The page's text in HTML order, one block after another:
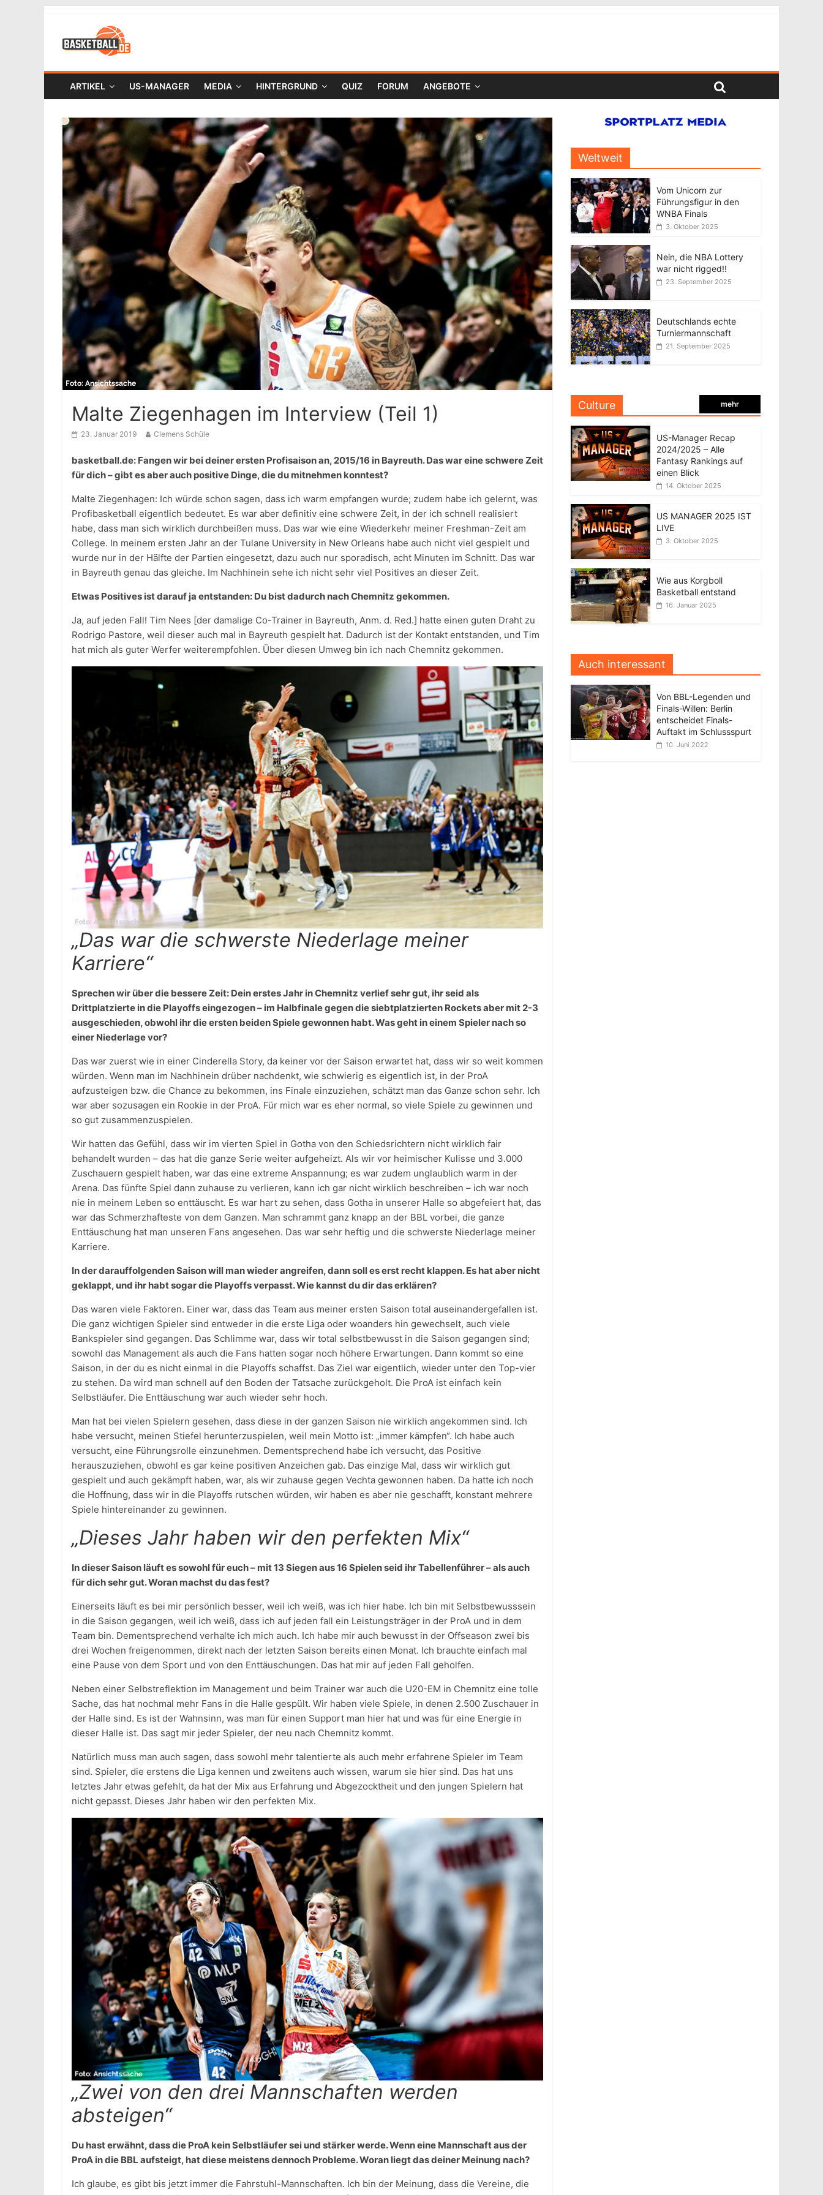
ARTIKEL US-MANAGER MEDIA HINTERGRUND QUIZ FORUM ANGEBOTE
Malte Ziegenhagen im Interview (Teil 1)
23. Januar 2019 Clemens Schüle
basketball.de: Fangen wir bei deiner ersten Profisaison an, 2015/16 in Bayreuth. Das war eine schwere Zeit
für dich – gibt es aber auch positive Dinge, die du mitnehmen konntest?
Malte Ziegenhagen: Ich würde schon sagen, dass ich warm empfangen wurde; zudem habe ich gelernt, was
Profibasketball eigentlich bedeutet. Es war aber definitiv eine schwere Zeit, in der ich schnell realisiert
habe, dass man sich wirklich durchbeißen muss. Das war wie eine Wiederkehr meiner Freshman-Zeit am
College. In meinem ersten Jahr an der Tulane University in New Orleans habe auch nicht viel gespielt und
wurde nur in der Hälfte der Partien eingesetzt, dazu auch nur sporadisch, acht Minuten im Schnitt. Das war
in Bayreuth genau das gleiche. Im Nachhinein sehe ich nicht sehr viel Positives an dieser Zeit.
Etwas Positives ist darauf ja entstanden: Du bist dadurch nach Chemnitz gekommen.
Ja, auf jeden Fall! Tim Nees [der damalige Co-Trainer in Bayreuth, Anm. d. Red.] hatte einen guten Draht zu
Rodrigo Pastore, weil dieser auch mal in Bayreuth gespielt hat. Dadurch ist der Kontakt entstanden, und Tim
hat mich als guter Werfer weiterempfohlen. Über diesen Umweg bin ich nach Chemnitz gekommen.
„Das war die schwerste Niederlage meiner
Karriere“
Sprechen wir über die bessere Zeit: Dein erstes Jahr in Chemnitz verlief sehr gut, ihr seid als
Drittplatzierte in die Playoffs eingezogen – im Halbfinale gegen die siebtplatzierten Rockets aber mit 2-3
ausgeschieden, obwohl ihr die ersten beiden Spiele gewonnen habt. Was geht in einem Spieler nach so
einer Niederlage vor?
Das war zuerst wie in einer Cinderella Story, da keiner vor der Saison erwartet hat, dass wir so weit kommen
würden. Wenn man im Nachhinein drüber nachdenkt, wie schwierig es eigentlich ist, in der ProA
aufzusteigen bzw. die Chance zu bekommen, ins Finale einzuziehen, schätzt man das Ganze schon sehr. Ich
war aber sozusagen ein Rookie in der ProA. Für mich war es eher normal, so viele Spiele zu gewinnen und
so gut zusammenzuspielen.
Wir hatten das Gefühl, dass wir im vierten Spiel in Gotha von den Schiedsrichtern nicht wirklich fair
behandelt wurden – das hat die ganze Serie weiter aufgeheizt. Als wir vor heimischer Kulisse und 3.000
Zuschauern gespielt haben, war das eine extreme Anspannung; es war zudem unglaublich warm in der
Arena. Das fünfte Spiel dann zuhause zu verlieren, kann ich gar nicht wirklich beschreiben – ich war noch
nie in meinem Leben so enttäuscht. Es war hart zu sehen, dass Gotha in unserer Halle so abgefeiert hat, das
war das Schmerzhafteste von dem Ganzen. Man schrammt ganz knapp an der BBL vorbei, die ganze
Enttäuschung hat man unseren Fans angesehen. Das war sehr heftig und die schwerste Niederlage meiner
Karriere.
In der darauffolgenden Saison will man wieder angreifen, dann soll es erst recht klappen. Es hat aber nicht
geklappt, und ihr habt sogar die Playoffs verpasst. Wie kannst du dir das erklären?
Das waren viele Faktoren. Einer war, dass das Team aus meiner ersten Saison total auseinandergefallen ist.
Die ganz wichtigen Spieler sind entweder in die erste Liga oder woanders hin gewechselt, auch viele
Bankspieler sind gegangen. Das Schlimme war, dass wir total selbstbewusst in die Saison gegangen sind;
sowohl das Management als auch die Fans hatten sogar noch höhere Erwartungen. Dann kommt so eine
Saison, in der du es nicht einmal in die Playoffs schaffst. Das Ziel war eigentlich, wieder unter den Top-vier
zu stehen. Da wird man schnell auf den Boden der Tatsache zurückgeholt. Die ProA ist einfach kein
Selbstläufer. Die Enttäuschung war auch wieder sehr hoch.
Man hat bei vielen Spielern gesehen, dass diese in der ganzen Saison nie wirklich angekommen sind. Ich
habe versucht, meinen Stiefel herunterzuspielen, weil mein Motto ist: „immer kämpfen“. Ich habe auch
versucht, eine Führungsrolle einzunehmen. Dementsprechend habe ich versucht, das Positive
herauszuziehen, obwohl es gar keine positiven Anzeichen gab. Das einzige Mal, dass wir wirklich gut
gespielt und auch gekämpft haben, war, als wir zuhause gegen Vechta gewonnen haben. Da hatte ich noch
die Hoffnung, dass wir in die Playoffs rutschen würden, wir haben es aber nie geschafft, konstant mehrere
Spiele hintereinander zu gewinnen.
„Dieses Jahr haben wir den perfekten Mix“
In dieser Saison läuft es sowohl für euch – mit 13 Siegen aus 16 Spielen seid ihr Tabellenführer – als auch
für dich sehr gut. Woran machst du das fest?
Einerseits läuft es bei mir persönlich besser, weil ich weiß, was ich hier habe. Ich bin mit Selbstbewusssein
in die Saison gegangen, weil ich weiß, dass ich auf jeden fall ein Leistungsträger in der ProA und in dem
Team bin. Dementsprechend verhalte ich mich auch. Ich habe mir auch bewusst in der Offseason zwei bis
drei Wochen freigenommen, direkt nach der letzten Saison bereits einen Monat. Ich brauchte einfach mal
eine Pause von dem Sport und von den Enttäuschungen. Das hat mir auf jeden Fall geholfen.
Neben einer Selbstreflektion im Management und beim Trainer war auch die U20-EM in Chemnitz eine tolle
Sache, das hat nochmal mehr Fans in die Halle gespült. Wir haben viele Spiele, in denen 2.500 Zuschauer in
der Halle sind. Es ist der Wahnsinn, was man für einen Support man hier hat und was für eine Energie in
dieser Halle ist. Das sagt mir jeder Spieler, der neu nach Chemnitz kommt.
Natürlich muss man auch sagen, dass sowohl mehr talentierte als auch mehr erfahrene Spieler im Team
sind. Spieler, die erstens die Liga kennen und zweitens auch wissen, warum sie hier sind. Das hat uns
letztes Jahr etwas gefehlt, da hat der Mix aus Erfahrung und Abgezocktheit und den jungen Spielern hat
nicht gepasst. Dieses Jahr haben wir den perfekten Mix.
„Zwei von den drei Mannschaften werden
absteigen“
Du hast erwähnt, dass die ProA kein Selbstläufer sei und stärker werde. Wenn eine Mannschaft aus der
ProA in die BBL aufsteigt, hat diese meistens dennoch Probleme. Woran liegt das deiner Meinung nach?
Ich glaube, es gibt bis jetzt immer die Fahrstuhl-Mannschaften. Ich bin der Meinung, dass die Vereine, die
Weltweit
Vom Unicorn zur
Führungsfigur in den
WNBA Finals
3. Oktober 2025
Nein, die NBA Lottery
war nicht rigged!!
23. September 2025
Deutschlands echte
Turniermannschaft
21. September 2025
Culture mehr
US-Manager Recap
2024/2025 – Alle
Fantasy Rankings auf
einen Blick
14. Oktober 2025
US MANAGER 2025 IST
LIVE
3. Oktober 2025
Wie aus Korgboll
Basketball entstand
16. Januar 2025
Auch interessant
Von BBL-Legenden und
Finals-Willen: Berlin
entscheidet Finals-
Auftakt im Schlussspurt
10. Juni 2022